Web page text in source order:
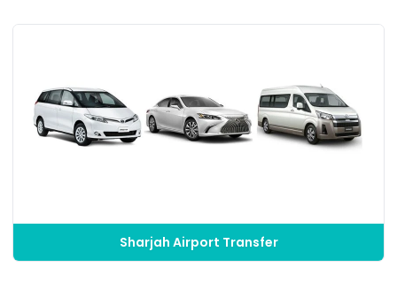
Sharjah Airport Transfer